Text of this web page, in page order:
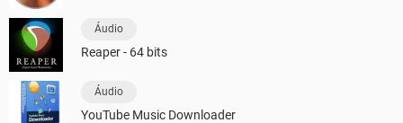
Áudio
Reaper - 64 bits
Áudio
YouTube Music Downloader